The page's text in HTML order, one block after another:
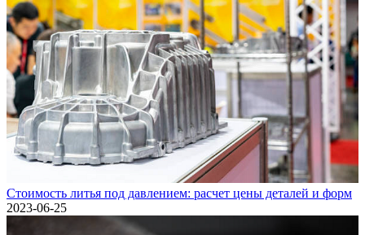
Стоимость литья под давлением: расчет цены деталей и форм
2023-06-25